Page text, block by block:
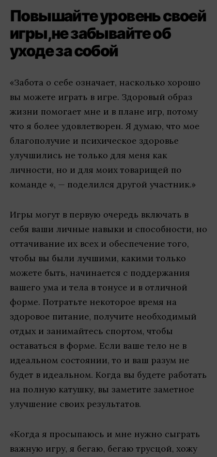
Повышайте уровень своей
игры,не забывайте об
уходе за собой
«Забота о себе означает, насколько хорошо
вы можете играть в игре. Здоровый образ
жизни помогает мне и в плане игр, потому
что я более удовлетворен. Я думаю, что мое
благополучие и психическое здоровье
улучшились не только для меня как
личности, но и для моих товарищей по
команде «, — поделился другой участник.»
Игры могут в первую очередь включать в
себя ваши личные навыки и способности, но
оттачивание их всех и обеспечение того,
чтобы вы были лучшими, какими только
можете быть, начинается с поддержания
вашего ума и тела в тонусе и в отличной
форме. Потратьте некоторое время на
здоровое питание, получите необходимый
отдых и занимайтесь спортом, чтобы
оставаться в форме. Если ваше тело не в
идеальном состоянии, то и ваш разум не
будет в идеальном. Когда вы будете работать
на полную катушку, вы заметите заметное
улучшение своих результатов.
«Когда я просыпаюсь и мне нужно сыграть
важную игру, я бегаю, бегаю трусцой, хожу